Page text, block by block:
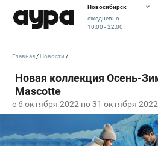
Новосибирск
ежедневно
10:00 - 22:00
c 6 октября 2022 по 31 октября 2022
Главная Новости